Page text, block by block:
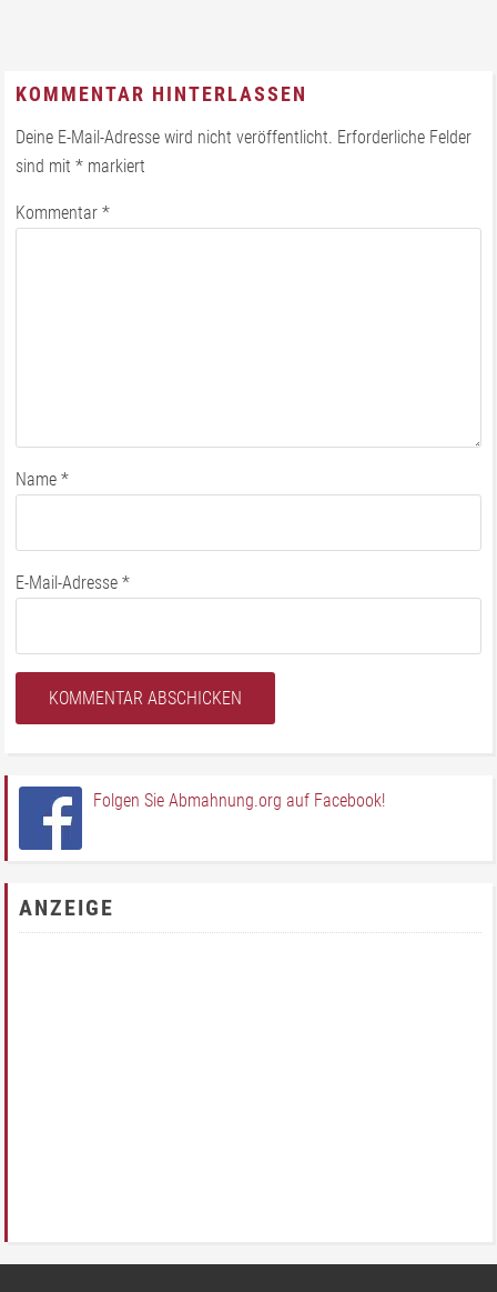
KOMMENTAR HINTERLASSEN
Deine E-Mail-Adresse wird nicht veröffentlicht. Erforderliche Felder
sind mit* markiert
Kommentar*
Name*
E-Mail-Adresse*
Folgen Sie Abmahnung.org auf Facebook!
ANZEIGE